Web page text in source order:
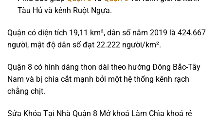
Tàu Hủ và kênh Ruột Ngựa.
Quận có diện tích 19,11 km², dân số năm 2019 là 424.667
người, mật độ dân số đạt 22.222 người/km².
Quận 8 có hình dáng thon dài theo hướng Đông Bắc-Tây
Nam và bị chia cắt mạnh bởi một hệ thống kênh rạch
chằng chịt.
Sửa Khóa Tại Nhà Quận 8 Mở khoá Làm Chìa khoá rẻ